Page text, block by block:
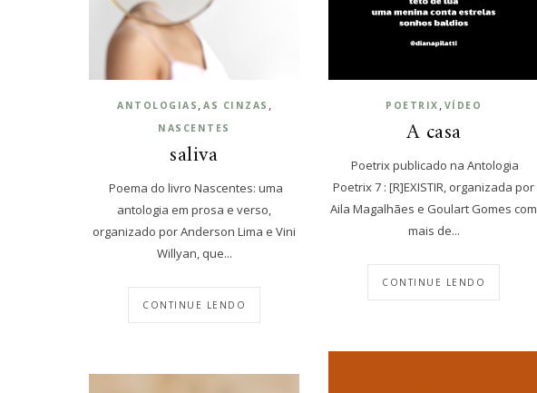
ANTOLOGIAS ,AS CINZAS ,
NASCENTES
saliva
Poema do livro Nascentes: uma
antologia em prosa e verso,
organizado por Anderson Lima e Vini
Willyan, que...
CONTINUE LENDO
POETRIX , VÍDEO
A casa
Poetrix publicado na Antologia
Poetrix 7 : [R]EXISTIR, organizada por
Aila Magalhães e Goulart Gomes com
mais de...
CONTINUE LENDO